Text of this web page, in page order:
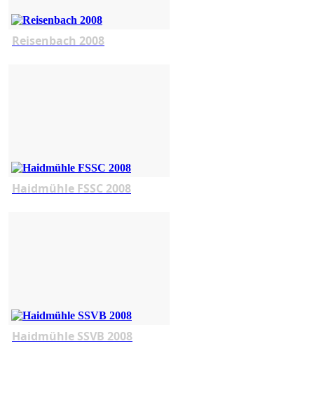
Reisenbach 2008
Haidmühle FSSC 2008
Haidmühle SSVB 2008